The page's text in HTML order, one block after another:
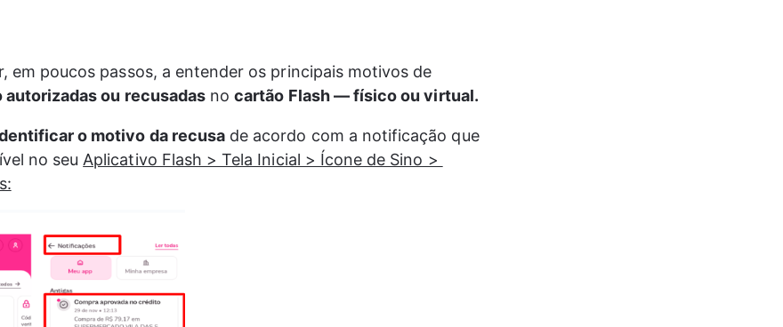
em poucos passos, a entender os principais motivos de
autorizadas ou recusadas no cartão Flash — físico ou virtual.
o motivo da recusa de acordo com a notificação que
no seu Aplicativo Flash > Tela Inicial > Ícone de Sino >